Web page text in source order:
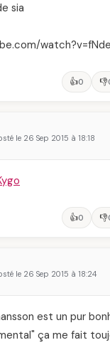
sia
👍0 👎
le 26 Sep 2015 à 18:18
👍0 👎
le 26 Sep 2015 à 18:24
est un pur
ça me fait